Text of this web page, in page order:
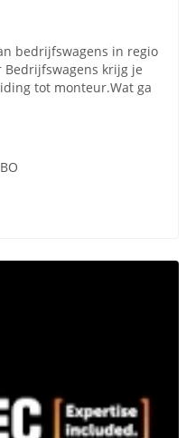
bedrijfswagens in regio
Bedrijfswagens krijg je
tot monteur.Wat ga